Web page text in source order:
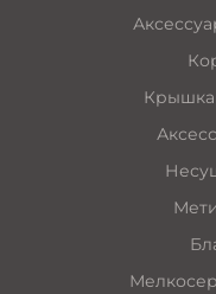
Крышка